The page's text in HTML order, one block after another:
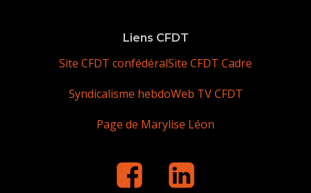
Liens CFDT
Site CFDT confédéralSite CFDT Cadre
Syndicalisme hebdoWeb TV CFDT
Page de Marylise Léon